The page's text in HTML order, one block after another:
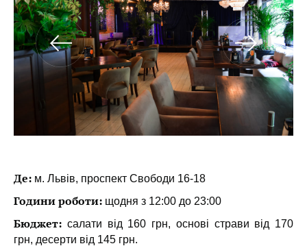
Де: м. Львів, проспект Свободи 16-18
Години роботи: щодня з 12:00 до 23:00
Бюджет: салати від 160 грн, основі страви від 170
грн, десерти від 145 грн.